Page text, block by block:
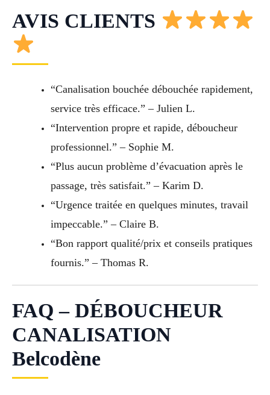
AVIS CLIENTS
“Canalisation bouchée débouchée rapidement,
service très efficace.” – Julien L.
“Intervention propre et rapide, déboucheur
professionnel.” – Sophie M.
“Plus aucun problème d’évacuation après le
passage, très satisfait.” – Karim D.
“Urgence traitée en quelques minutes, travail
impeccable.” – Claire B.
“Bon rapport qualité/prix et conseils pratiques
fournis.” – Thomas R.
FAQ – DÉBOUCHEUR
CANALISATION
Belcodène